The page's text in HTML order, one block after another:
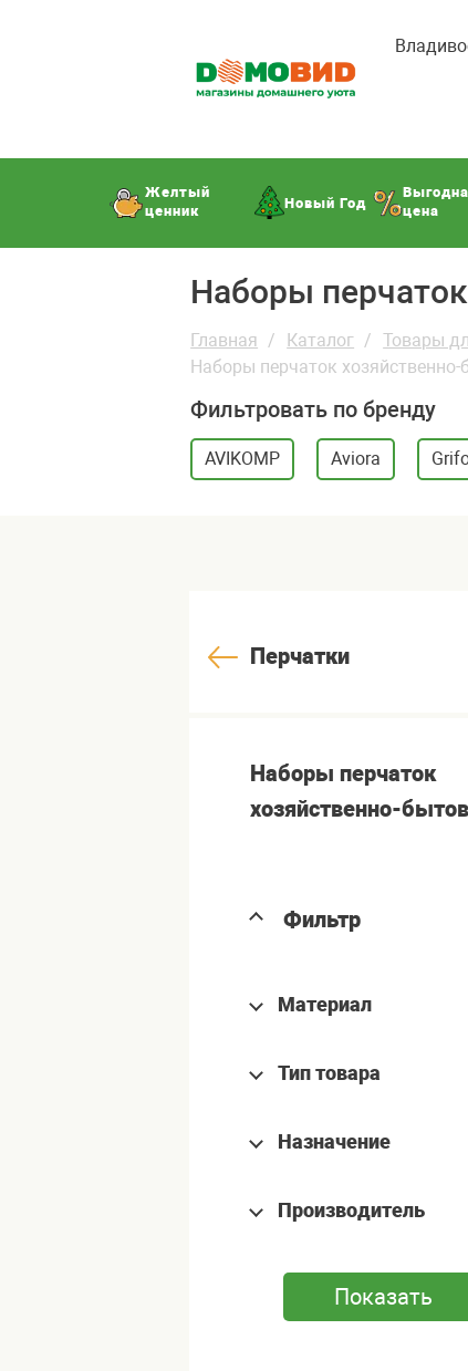
Желтый
ценник
Новый Год
цена
Наборы
Главная Каталог Товары
Наборы перчаток
Фильтровать по бренду
AVIKOMP Aviora
Перчатки
Наборы перчаток
хозяйственно-
Фильтр
Материал
Тип товара
Назначение
Производитель